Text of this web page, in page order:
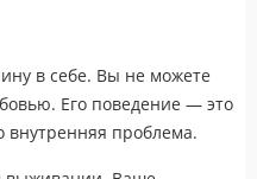
в себе. Вы не можете
Его поведение — это
внутренняя проблема.